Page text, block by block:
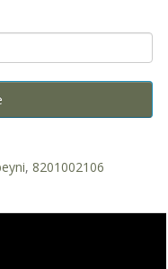
, 8201002106